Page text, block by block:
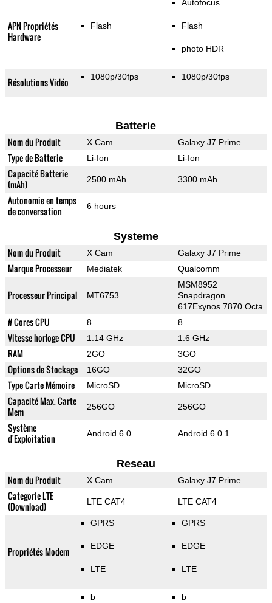
APN Propriétés
Hardware
Flash
Autofocus
Flash
photo HDR
Résolutions Vidéo 1080p/30fps 1080p/30fps
Batterie
Nom du Produit X Cam Galaxy J7 Prime
Type de Batterie Li-Ion Li-Ion
Capacité Batterie
(mAh)
2500 mAh 3300 mAh
Autonomie en temps
de conversation
6 hours
Systeme
Nom du Produit X Cam Galaxy J7 Prime
Marque Processeur Mediatek Qualcomm
Processeur Principal MT6753
MSM8952
Snapdragon
617Exynos 7870 Octa
# Cores CPU 8 8
Vitesse horloge CPU 1.14 GHz 1.6 GHz
RAM 2GO 3GO
Options de Stockage 16GO 32GO
Type Carte Mémoire MicroSD MicroSD
Capacité Max. Carte
Mem
256GO 256GO
Système
d'Exploitation
Android 6.0 Android 6.0.1
Reseau
Nom du Produit X Cam Galaxy J7 Prime
Categorie LTE
(Download)
LTE CAT4 LTE CAT4
Propriétés Modem
GPRS
EDGE
LTE
GPRS
EDGE
LTE
b b